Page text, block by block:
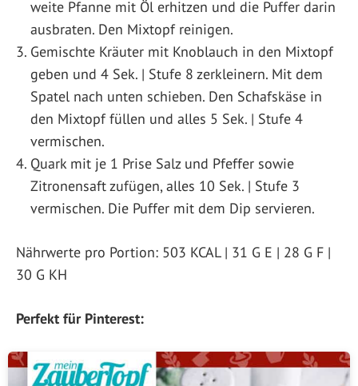
weite Pfanne mit Öl erhitzen und die Puffer darin
ausbraten. Den Mixtopf reinigen.
Gemischte Kräuter mit Knoblauch in den Mixtopf
geben und 4 Sek. | Stufe 8 zerkleinern. Mit dem
Spatel nach unten schieben. Den Schafskäse in
den Mixtopf füllen und alles 5 Sek. | Stufe 4
vermischen.
Quark mit je 1 Prise Salz und Pfeffer sowie
Zitronensaft zufügen, alles 10 Sek. | Stufe 3
vermischen. Die Puffer mit dem Dip servieren.
Nährwerte pro Portion: 503 KCAL | 31 G E | 28 G F |
30 G KH
Perfekt für Pinterest: